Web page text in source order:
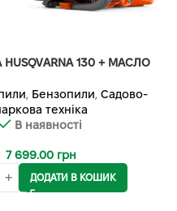
130 + МАСЛО
, Бензопили, Садово-
техніка
В наявності
7 699.00 грн
ДОДАТИ В КОШИК